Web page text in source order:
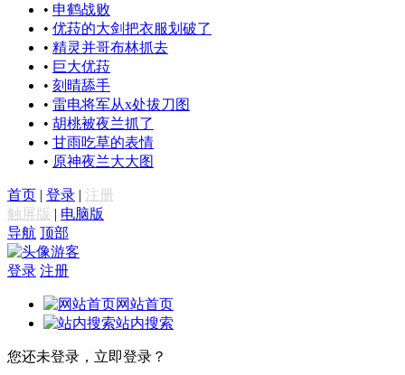
• 申鹤战败
• 优菈的大剑把衣服划破了
• 精灵并哥布林抓去
• 巨大优菈
• 刻晴舔手
• 雷电将军从x处拔刀图
• 胡桃被夜兰抓了
• 甘雨吃草的表情
• 原神夜兰大大图
首页 | 登录 | 注册
触屏版 | 电脑版
导航 顶部
游客
登录 注册
网站首页
站内搜索
您还未登录，立即登录？